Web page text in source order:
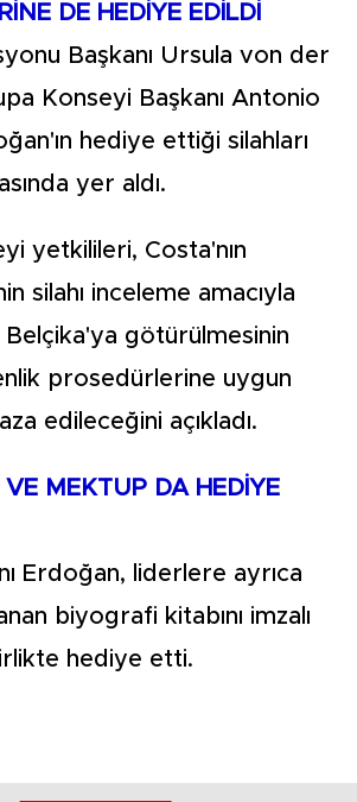
DE HEDİYE EDİLDİ
Başkanı Ursula von der
Konseyi Başkanı Antonio
hediye ettiği silahları
yer aldı.
yetkilileri, Costa'nın
silahı inceleme amacıyla
Belçika'ya götürülmesinin
prosedürlerine uygun
edileceğini açıkladı.
VE MEKTUP DA HEDİYE
Erdoğan, liderlere ayrıca
biyografi kitabını imzalı
hediye etti.